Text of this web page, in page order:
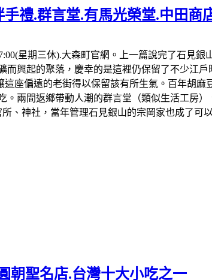
禮.群言堂.有馬光榮堂.中田商
星期三休).大森町官網。上一篇說完了石見銀
興起的聚落，慶幸的是這裡仍保留了不少江
座偏遠的老街得以保留該有所生氣。百年胡麻
兩間返鄉帶動人潮的群言堂（類似生活工房
、神社，當年管理石見銀山的宗岡家也成了可
朝聖名店.台灣十大小吃之一